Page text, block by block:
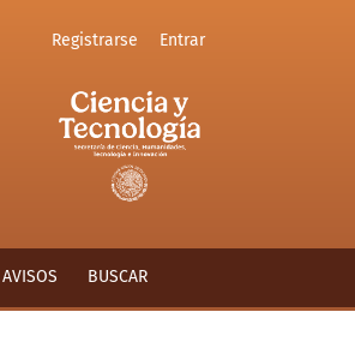
Registrarse Entrar
AVISOS BUSCAR